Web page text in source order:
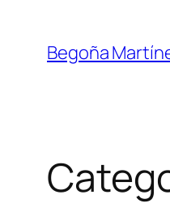
contenido
Begoña